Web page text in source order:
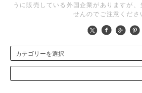
うに販売している外国企業がありますが、
せんのでご注意くださ